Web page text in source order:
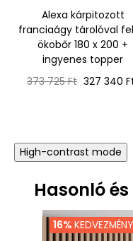
Alexa kárpitozott
franciaágy tárolóval
ökobőr 180 x 200 +
ingyenes topper
Normál
373 725 Ft Ár
327 340
High-contrast mode
Hasonló
16% KEDVEZMÉNY